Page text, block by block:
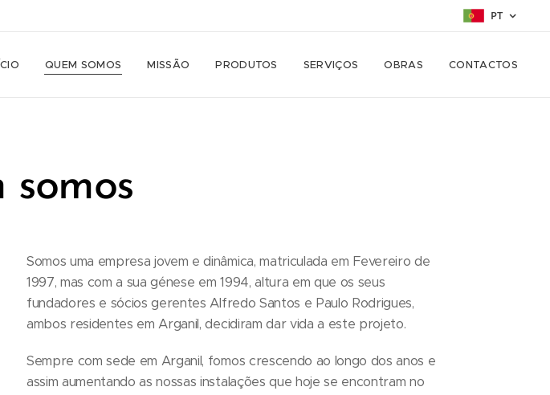
PT
QUEM SOMOS MISSÃO PRODUTOS SERVIÇOS OBRAS CONTACTOS
somos
Somos uma empresa jovem e dinâmica, matriculada em Fevereiro de
1997, mas com a sua génese em 1994, altura em que os seus
fundadores e sócios gerentes Alfredo Santos e Paulo Rodrigues,
ambos residentes em Arganil, decidiram dar vida a este projeto.
Sempre com sede em Arganil, fomos crescendo ao longo dos anos e
assim aumentando as nossas instalações que hoje se encontram no